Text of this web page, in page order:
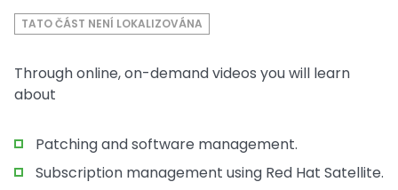
TATO ČÁST NENÍ LOKALIZOVÁNA
Through online, on-demand videos you will learn
about
Patching and software management.
Subscription management using Red Hat Satellite.